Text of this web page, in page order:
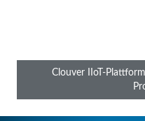
Clouver IIoT-